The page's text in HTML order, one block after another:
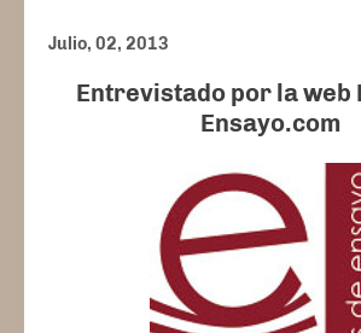
Julio, 02, 2013
Entrevistado por la web
Ensayo.com